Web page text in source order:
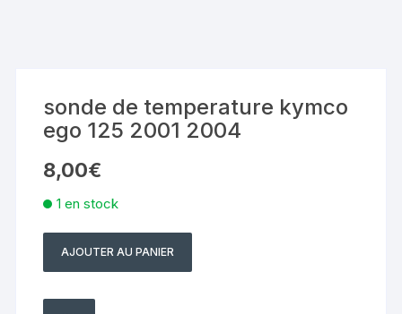
sonde de temperature kymco
ego 125 2001 2004
8,00€
1 en stock
quantité
sonde
AJOUTER AU PANIER